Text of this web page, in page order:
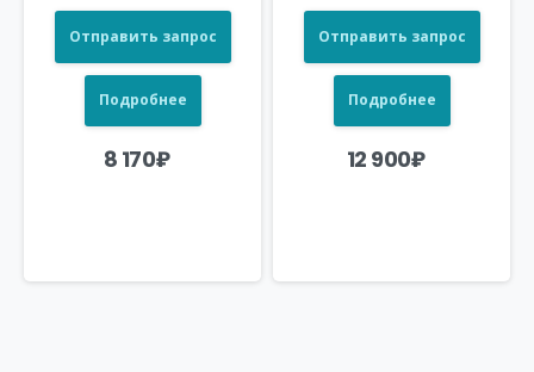
Отправить запрос
Подробнее
8 170₽
Отправить запрос
Подробнее
12 900₽